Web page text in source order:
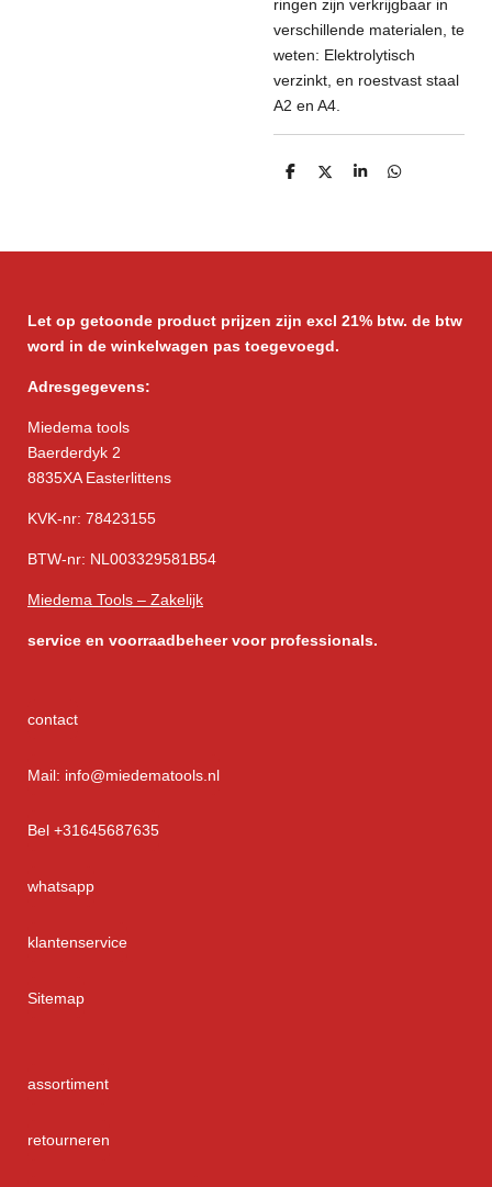
ringen zijn verkrijgbaar in
verschillende materialen, te
weten: Elektrolytisch
verzinkt, en roestvast staal
A2 en A4.
D
D
S
D
Let op getoonde product prijzen zijn excl 21% btw. de btw
word in de winkelwagen pas toegevoegd.
Adresgegevens:
Miedema tools
Baerderdyk 2
8835XA Easterlittens
KVK-nr: 78423155
BTW-nr: NL003329581B54
Miedema Tools – Zakelijk
service en voorraadbeheer voor professionals.
contact
Mail: info@miedematools.nl
Bel +31645687635
whatsapp
klantenservice
Sitemap
assortiment
retourneren